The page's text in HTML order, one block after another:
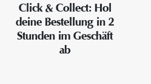
Click & Collect: Hol
deine Bestellung in 2
Stunden im Geschäft
ab